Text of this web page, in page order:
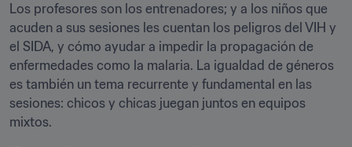
Los profesores son los entrenadores; y a los niños que
acuden a sus sesiones les cuentan los peligros del VIH y
el SIDA, y cómo ayudar a impedir la propagación de
enfermedades como la malaria. La igualdad de géneros
es también un tema recurrente y fundamental en las
sesiones: chicos y chicas juegan juntos en equipos
mixtos.